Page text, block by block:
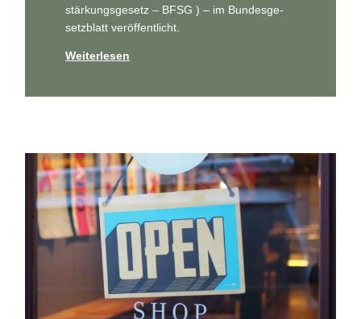
stär­kungs­ge­setz – BFSG ) – im Bun­des­ge­
setz­blatt veröffentlicht.
Weiterlesen